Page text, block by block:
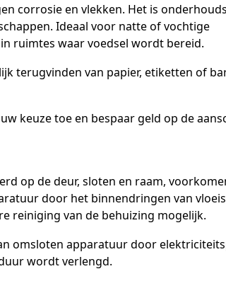
corrosie en vlekken. Het is
Ideaal voor natte of vochtige
ruimtes waar voedsel wordt bereid.
terugvinden van papier, etiketten of
keuze toe en bespaar geld op de
op de deur, sloten en raam,
door het binnendringen van
reiniging van de behuizing mogelijk.
omsloten apparatuur door
wordt verlengd.